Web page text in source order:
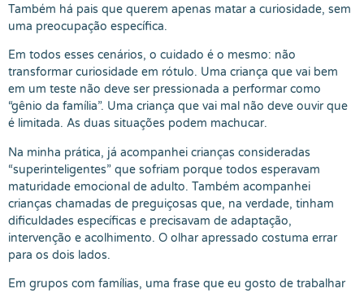
Também há pais que querem apenas matar a curiosidade, sem
uma preocupação específica.
Em todos esses cenários, o cuidado é o mesmo: não
transformar curiosidade em rótulo. Uma criança que vai bem
em um teste não deve ser pressionada a performar como
“gênio da família”. Uma criança que vai mal não deve ouvir que
é limitada. As duas situações podem machucar.
Na minha prática, já acompanhei crianças consideradas
“superinteligentes” que sofriam porque todos esperavam
maturidade emocional de adulto. Também acompanhei
crianças chamadas de preguiçosas que, na verdade, tinham
dificuldades específicas e precisavam de adaptação,
intervenção e acolhimento. O olhar apressado costuma errar
para os dois lados.
Em grupos com famílias, uma frase que eu gosto de trabalhar